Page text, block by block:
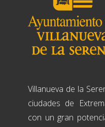
Villanueva de la
ciudades de
con un gran